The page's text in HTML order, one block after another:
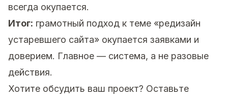
всегда окупается.
Итог: грамотный подход к теме «редизайн
устаревшего сайта» окупается заявками и
доверием. Главное — система, а не разовые
действия.
Хотите обсудить ваш проект? Оставьте